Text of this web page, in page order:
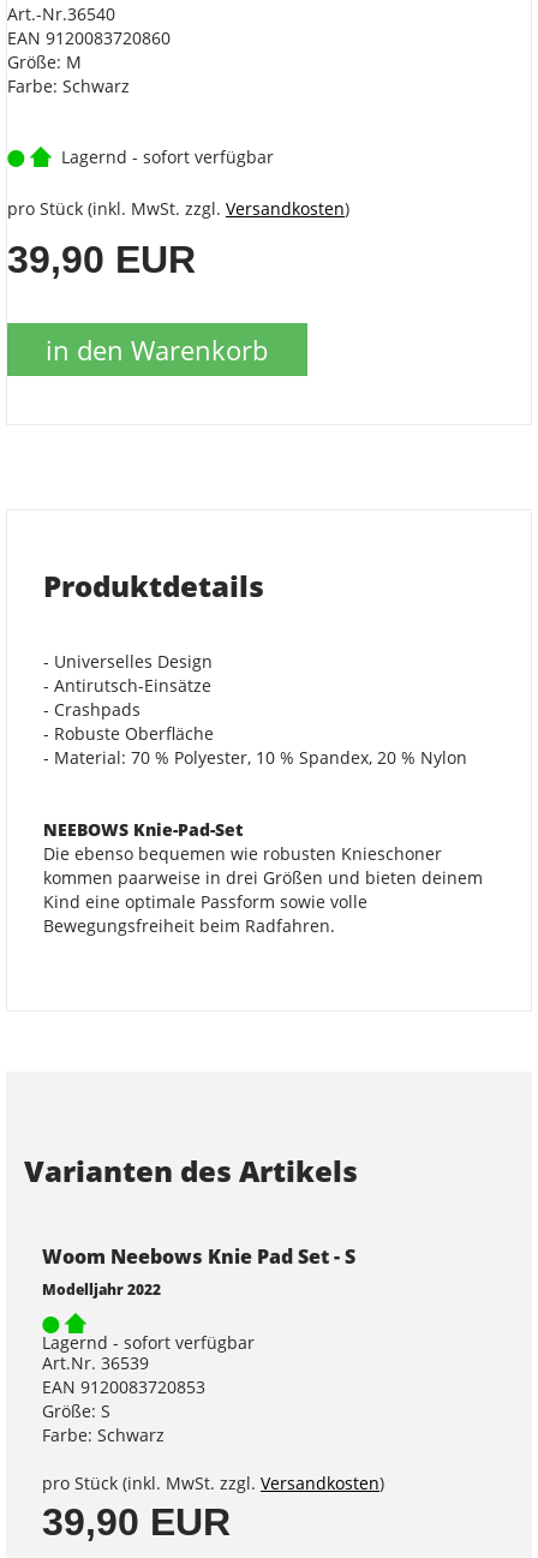
Art.-Nr.36540
EAN 9120083720860
Größe: M
Farbe: Schwarz
Lagernd - sofort verfügbar
pro Stück (inkl. MwSt. zzgl. Versandkosten)
39,90 EUR
in den Warenkorb
Produktdetails
- Universelles Design
- Antirutsch-Einsätze
- Crashpads
- Robuste Oberfläche
- Material: 70 % Polyester, 10 % Spandex, 20 % Nylon
NEEBOWS Knie-Pad-Set
Die ebenso bequemen wie robusten Knieschoner
kommen paarweise in drei Größen und bieten deinem
Kind eine optimale Passform sowie volle
Bewegungsfreiheit beim Radfahren.
Varianten des Artikels
Woom Neebows Knie Pad Set - S
Modelljahr 2022
Lagernd - sofort verfügbar
Art.Nr. 36539
EAN 9120083720853
Größe: S
Farbe: Schwarz
pro Stück (inkl. MwSt. zzgl. Versandkosten)
39,90 EUR